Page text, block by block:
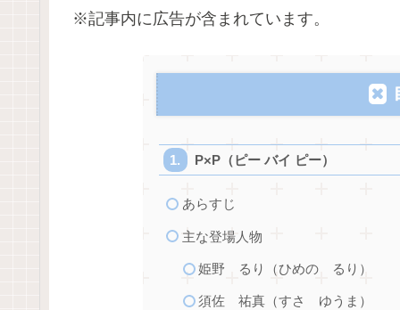
※記事内に広告が含まれています。
P×P（ピー バイ ピー）
あらすじ
主な登場人物
姫野 るり（ひめの るり）
須佐 祐真（すさ ゆうま）